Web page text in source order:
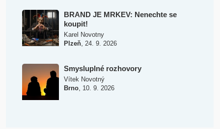
BRAND JE MRKEV: Nenechte se
koupit!
Karel Novotny
Plzeň, 24. 9. 2026
Smysluplné rozhovory
Vítek Novotný
Brno, 10. 9. 2026